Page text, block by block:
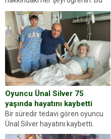
kez karşınıza oldukça farklı bir
kişilik testiyle çıkıyoruz. Resimde
gördüğünüz kadın figürlerinden
dikkatinizi en...
Oyuncu Ünal Silver 75
yaşında hayatını kaybetti
Bir süredir tedavi gören oyuncu
Ünal Silver hayatını kaybetti.
Haberi, oyuncunun menajerlik